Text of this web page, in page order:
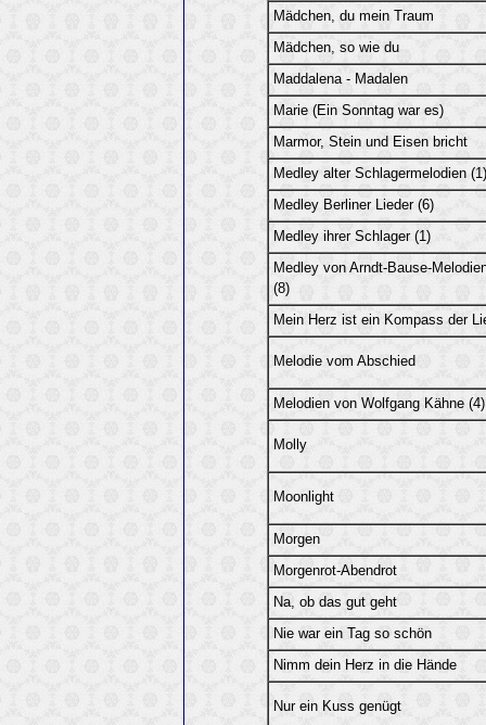
Mädchen, du mein Traum
Mädchen, so wie du
Maddalena - Madalen
Marie (Ein Sonntag war es)
Marmor, Stein und Eisen bricht
Medley alter Schlagermelodien (1)
Medley Berliner Lieder (6)
Medley ihrer Schlager (1)
Medley von Arndt-Bause-
(8)
Mein Herz ist ein Kompass der
Melodie vom Abschied
Melodien von Wolfgang Kähne (4)
Molly
Moonlight
Morgen
Morgenrot-Abendrot
Na, ob das gut geht
Nie war ein Tag so schön
Nimm dein Herz in die Hände
Nur ein Kuss genügt